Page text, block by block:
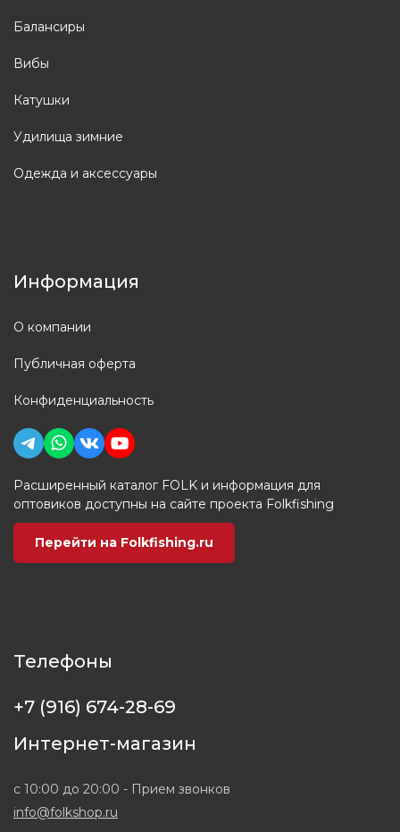
Балансиры
Вибы
Катушки
Удилища зимние
Одежда и аксессуары
Информация
О компании
Публичная оферта
Конфиденциальность
Расширенный каталог FOLK и информация для
оптовиков доступны на сайте проекта Folkfishing
Перейти на Folkfishing.ru
Телефоны
+7 (916) 674-28-69
Интернет-магазин
с 10:00 до 20:00 - Прием звонков
info@folkshop.ru